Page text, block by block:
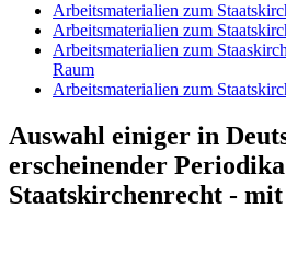
Arbeitsmaterialien zum
Arbeitsmaterialien zum
Arbeitsmaterialien zum
Raum
Arbeitsmaterialien zum
Auswahl einiger in
erscheinender
Staatskirchenrecht -